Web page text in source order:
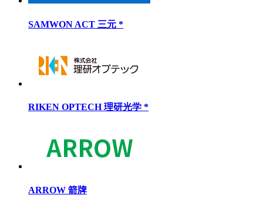
LC1D1150046U7, 4P, 4NO, 240V AC
热销品牌 | Hot Brand
TAKEX 竹中电子 *
SAMWON ACT 三元 *